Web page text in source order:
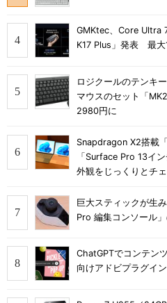
GMKtec、Core Ultra
K17 Plus」発表 最大
ロジクールのテンキ
マウスのセット「
2980円に
Snapdragon X2搭載
「Surface Pro 13イ
外観をじっくりとチ
巨大スティックが生
Pro 編集コンソール
ChatGPTでコンテン
向けアドビプラグイ